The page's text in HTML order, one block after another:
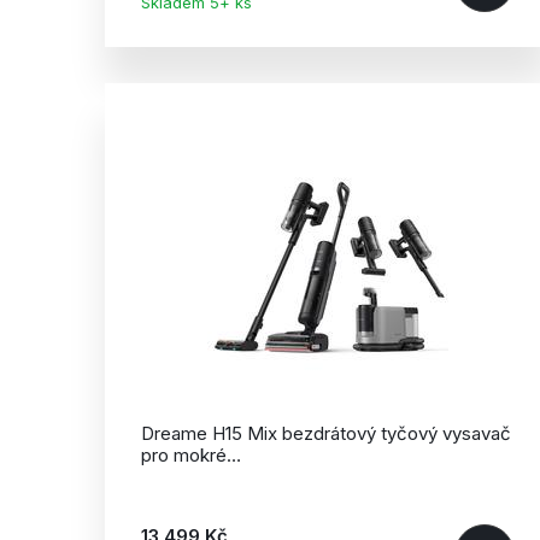
Dreame H15 Mix bezdrátový tyčový vysavač
pro mokré…